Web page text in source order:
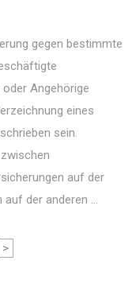
gegen bestimmte
Angehörige
eines
sein.
auf der
der anderen ...
>